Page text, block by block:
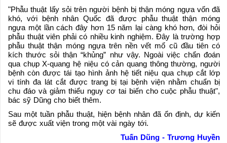
"Phẫu thuật lấy sỏi trên người bệnh bị thận móng ngựa vốn đã
khó, với bệnh nhân Quốc đã được phẫu thuật thận móng
ngựa một lần cách đây hơn 15 năm lại càng khó hơn, đòi hỏi
phẫu thuật viên phải có nhiều kinh nghiệm. Đây là trường hợp
phẫu thuật thận móng ngựa trên nền vết mổ cũ đầu tiên có
kích thước sỏi thận “khủng” như vậy. Ngoài việc chẩn đoán
qua chụp X-quang hệ niệu có cản quang thông thường, người
bệnh còn được tái tạo hình ảnh hệ tiết niệu qua chụp cắt lớp
vi tính đa lát cắt được trang bị tại bệnh viện nhằm chuẩn bị
chu đáo và giảm thiểu nguy cơ tai biến cho cuộc phẫu thuật",
bác sỹ Dũng cho biết thêm.
Sau một tuần phẫu thuật, hiện bệnh nhân đã ổn định, dự kiến
sẽ được xuất viện trong một vài ngày tới.
Tuấn Dũng - Trương Huyền